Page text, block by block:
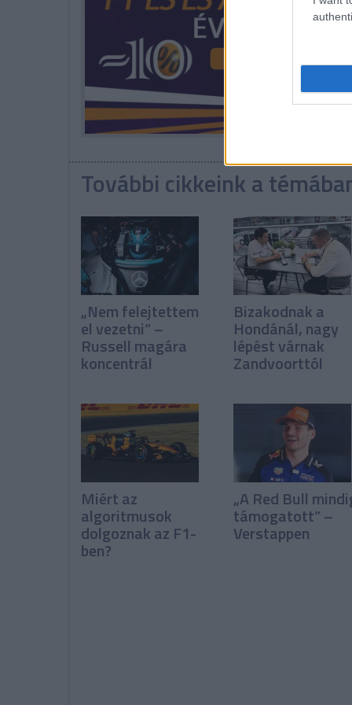
További cikkeink a
„Nem felejtettem
el vezetni” –
Russell magára
koncentrál
Bizakodnak a
Hondánál, nagy
lépést várnak
Zandvoorttól
Miért az
algoritmusok
dolgoznak az F1-
ben?
„A Red Bull
támogatott” –
Verstappen